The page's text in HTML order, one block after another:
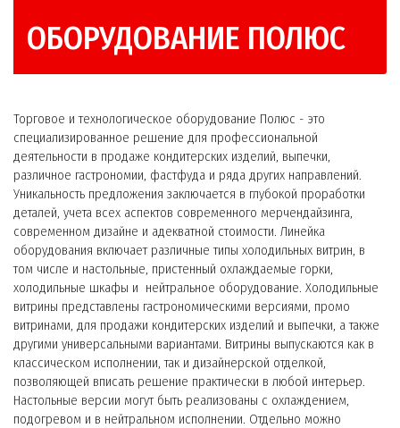
ОБОРУДОВАНИЕ ПОЛЮС
Торговое и технологическое оборудование Полюс - это
специализированное решение для профессиональной
деятельности в продаже кондитерских изделий, выпечки,
различное гастрономии, фастфуда и ряда других направлений.
Уникальность предложения заключается в глубокой проработки
деталей, учета всех аспектов современного мерчендайзинга,
современном дизайне и адекватной стоимости. Линейка
оборудования включает различные типы холодильных витрин, в
том числе и настольные, пристенный охлаждаемые горки,
холодильные шкафы и нейтральное оборудование. Холодильные
витрины представлены гастрономическими версиями, промо
витринами, для продажи кондитерских изделий и выпечки, а также
другими универсальными вариантами. Витрины выпускаются как в
классическом исполнении, так и дизайнерской отделкой,
позволяющей вписать решение практически в любой интерьер.
Настольные версии могут быть реализованы с охлаждением,
подогревом и в нейтральном исполнении. Отдельно можно